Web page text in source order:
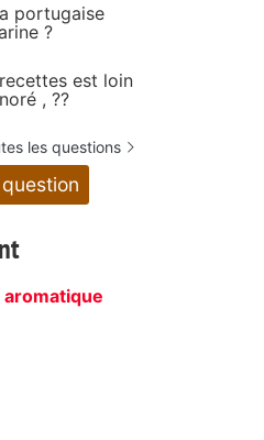
portugaise
?
est loin
, ??
les questions